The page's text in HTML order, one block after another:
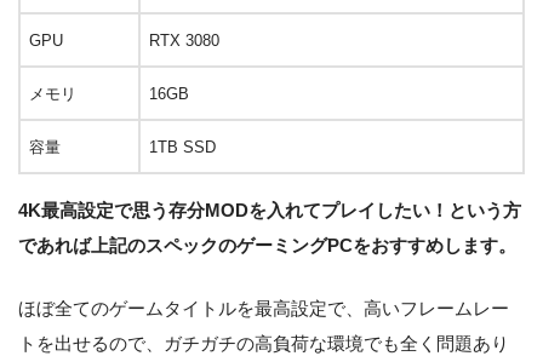
GPU RTX 3080
メモリ 16GB
容量 1TB SSD
4K最高設定で思う存分MODを入れてプレイしたい！という方
であれば上記のスペックのゲーミングPCをおすすめします。
ほぼ全てのゲームタイトルを最高設定で、高いフレームレー
トを出せるので、ガチガチの高負荷な環境でも全く問題あり